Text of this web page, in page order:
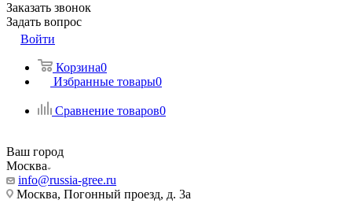
Заказать звонок
Задать вопрос
Войти
Корзина0
Избранные товары0
Сравнение товаров0
Ваш город
Москва
info@russia-gree.ru
Москва, Погонный проезд, д. 3а